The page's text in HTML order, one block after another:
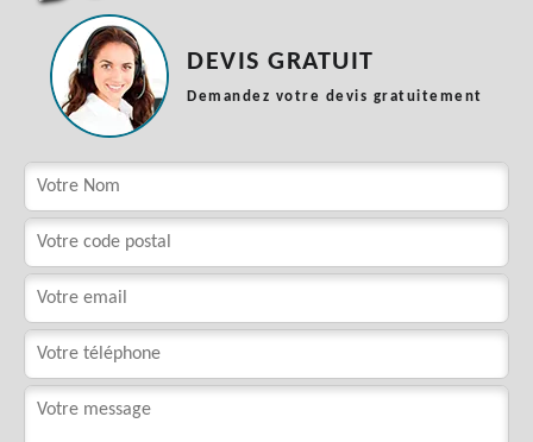
DEVIS GRATUIT
Demandez votre devis gratuitement